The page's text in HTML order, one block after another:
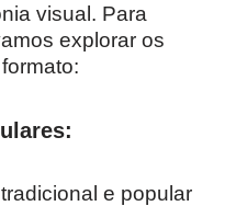
visual. Para
explorar os
e popular